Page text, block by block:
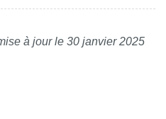
à jour le 30 janvier 2025